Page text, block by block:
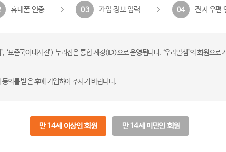
휴대폰 인증 03 가입 정보 입력 04 전자 우편
‘표준국어대사전’) 누리집은 통합 계정(ID)으로 운영됩니다. ‘우리말샘’의 회원으
의를 받은 후에 가입하여 주시기 바랍니다.
만 14세 이상인 회원 만 14세 미만인 회원